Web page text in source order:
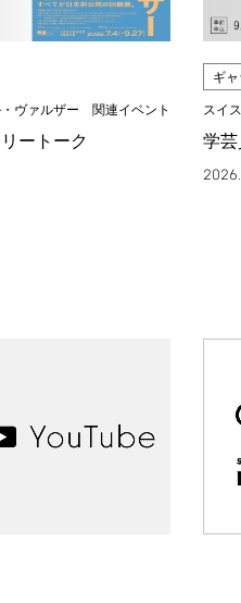
ヴァルザー 関連イベント
ートーク
ギ
スイ
学